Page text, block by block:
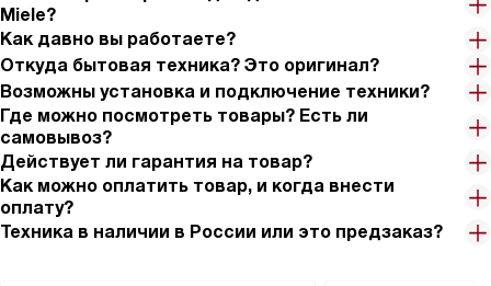
Miele?
Как давно вы работаете?
Откуда бытовая техника? Это оригинал?
Возможны установка и подключение техники?
Где можно посмотреть товары? Есть ли
самовывоз?
Действует ли гарантия на товар?
Как можно оплатить товар, и когда внести
оплату?
Техника в наличии в России или это предзаказ?